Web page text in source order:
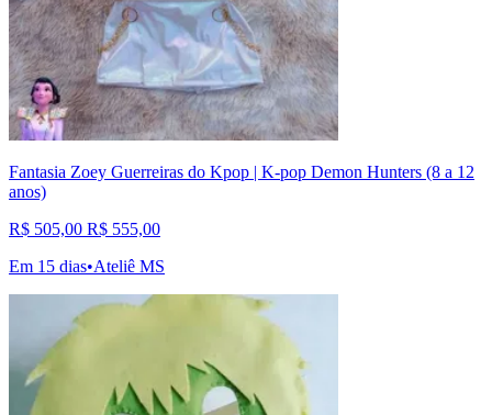
Fantasia Zoey Guerreiras do Kpop | K-pop Demon Hunters (8 a 12
anos)
R$ 505,00 R$ 555,00
Em 15 dias•Ateliê MS